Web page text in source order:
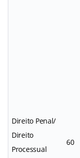
Direito Penal/
Direito
Processual
60